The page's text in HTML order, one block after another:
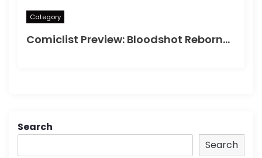
Category
Comiclist Preview: Bloodshot Reborn#2
Search
Search